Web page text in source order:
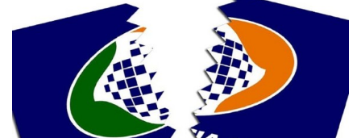
Gympass Wellhub
Seguro Auto
Plano de Saúde
Assistência Funeral
Pós-graduação
FacebookInstagram Twitter Youtube